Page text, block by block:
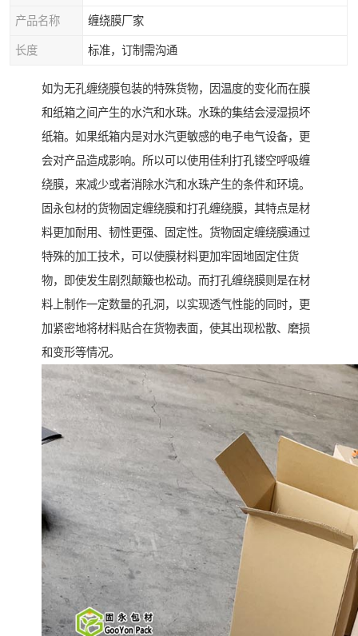
产品名称 缠绕膜厂家
长度 标准，订制需沟通
如为无孔缠绕膜包装的特殊货物，因温度的变化而在膜
和纸箱之间产生的水汽和水珠。水珠的集结会浸湿损坏
纸箱。如果纸箱内是对水汽更敏感的电子电气设备，更
会对产品造成影响。所以可以使用佳利打孔镂空呼吸缠
绕膜，来减少或者消除水汽和水珠产生的条件和环境。
固永包材的货物固定缠绕膜和打孔缠绕膜，其特点是材
料更加耐用、韧性更强、固定性。货物固定缠绕膜通过
特殊的加工技术，可以使膜材料更加牢固地固定住货
物，即使发生剧烈颠簸也松动。而打孔缠绕膜则是在材
料上制作一定数量的孔洞，以实现透气性能的同时，更
加紧密地将材料贴合在货物表面，使其出现松散、磨损
和变形等情况。